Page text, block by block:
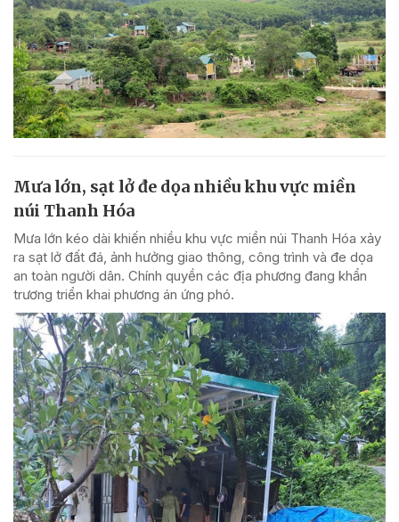
Mưa lớn, sạt lở đe dọa nhiều khu vực miền
núi Thanh Hóa
Mưa lớn kéo dài khiến nhiều khu vực miền núi Thanh Hóa xảy
ra sạt lở đất đá, ảnh hưởng giao thông, công trình và đe dọa
an toàn người dân. Chính quyền các địa phương đang khẩn
trương triển khai phương án ứng phó.